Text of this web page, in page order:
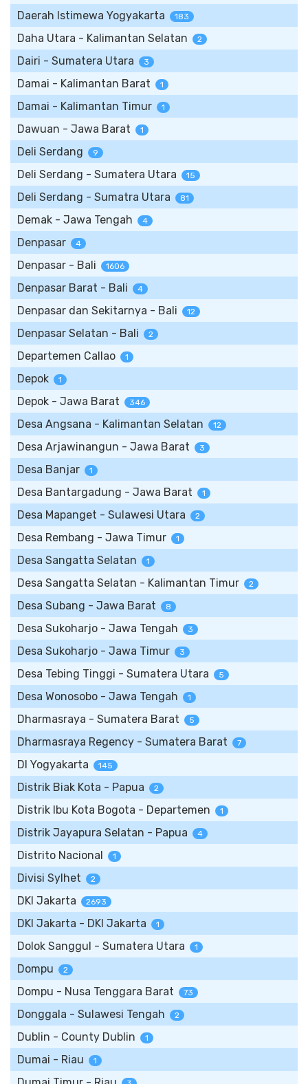
Daerah Istimewa Yogyakarta 183
Daha Utara - Kalimantan Selatan 2
Dairi - Sumatera Utara 3
Damai - Kalimantan Barat 1
Damai - Kalimantan Timur 1
Dawuan - Jawa Barat 1
Deli Serdang 9
Deli Serdang - Sumatera Utara 15
Deli Serdang - Sumatra Utara 81
Demak - Jawa Tengah 4
Denpasar 4
Denpasar - Bali 1606
Denpasar Barat - Bali 4
Denpasar dan Sekitarnya - Bali 12
Denpasar Selatan - Bali 2
Departemen Callao 1
Depok 1
Depok - Jawa Barat 346
Desa Angsana - Kalimantan Selatan 12
Desa Arjawinangun - Jawa Barat 3
Desa Banjar 1
Desa Bantargadung - Jawa Barat 1
Desa Mapanget - Sulawesi Utara 2
Desa Rembang - Jawa Timur 1
Desa Sangatta Selatan 1
Desa Sangatta Selatan - Kalimantan Timur 2
Desa Subang - Jawa Barat 8
Desa Sukoharjo - Jawa Tengah 3
Desa Sukoharjo - Jawa Timur 3
Desa Tebing Tinggi - Sumatera Utara 5
Desa Wonosobo - Jawa Tengah 1
Dharmasraya - Sumatera Barat 5
Dharmasraya Regency - Sumatera Barat 7
DI Yogyakarta 145
Distrik Biak Kota - Papua 2
Distrik Ibu Kota Bogota - Departemen 1
Distrik Jayapura Selatan - Papua 4
Distrito Nacional 1
Divisi Sylhet 2
DKI Jakarta 2693
DKI Jakarta - DKI Jakarta 1
Dolok Sanggul - Sumatera Utara 1
Dompu 2
Dompu - Nusa Tenggara Barat 73
Donggala - Sulawesi Tengah 2
Dublin - County Dublin 1
Dumai - Riau 1